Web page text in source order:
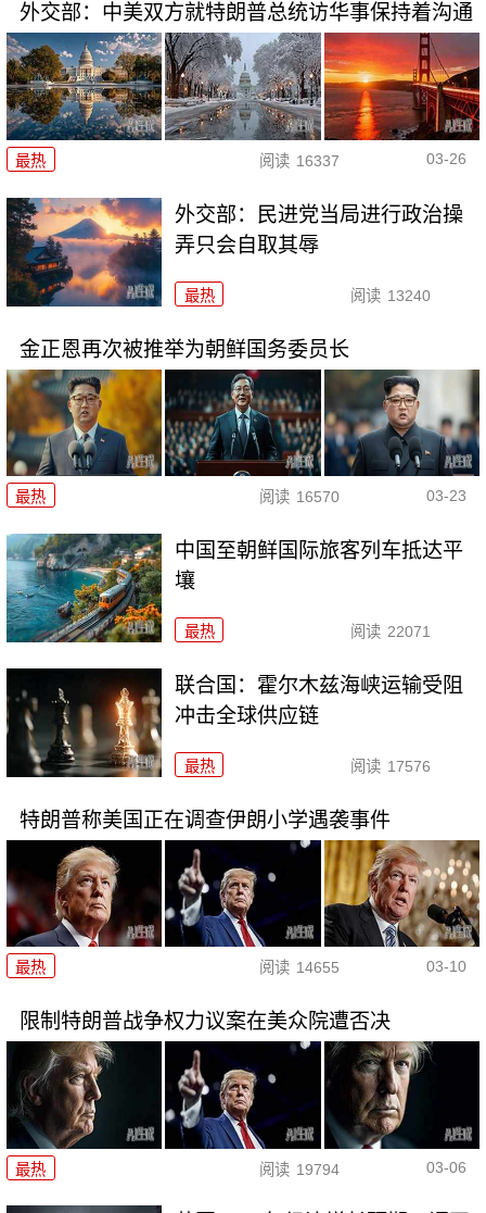
外交部：中美双方就特朗普总统访华事保持着沟通
最热 阅读 16337 03-26
外交部：民进党当局进行政治操
弄只会自取其辱
最热 阅读 13240
金正恩再次被推举为朝鲜国务委员长
最热 阅读 16570 03-23
中国至朝鲜国际旅客列车抵达平
壤
最热 阅读 22071
联合国：霍尔木兹海峡运输受阻
冲击全球供应链
最热 阅读 17576
特朗普称美国正在调查伊朗小学遇袭事件
最热 阅读 14655 03-10
限制特朗普战争权力议案在美众院遭否决
最热 阅读 19794 03-06